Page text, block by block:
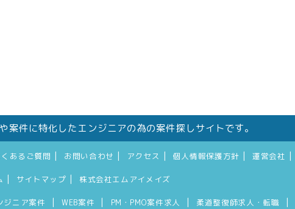
案件に特化したエンジニアの為の案件探しサイトです。
あるご質問 お問い合わせ アクセス 個人情報保護方針 運営会社
サイトマップ 株式会社エムアイメイズ
ジニア案件 WEB案件 PM・PMO案件求人 柔道整復師求人・転職